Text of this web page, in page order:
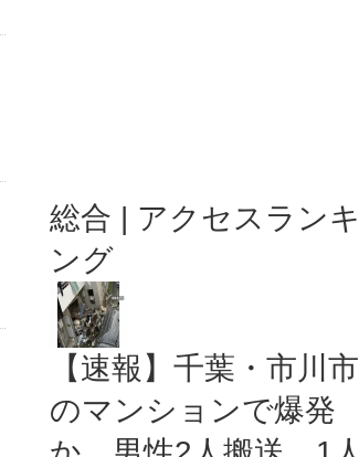
総合 | アクセスランキ
ング
【速報】千葉・市川市
のマンションで爆発